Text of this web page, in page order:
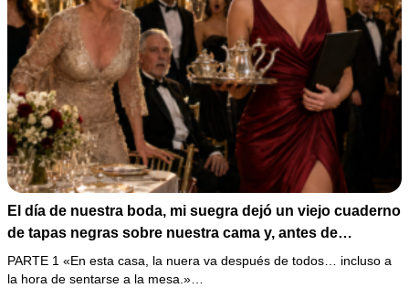
El día de nuestra boda, mi suegra dejó un viejo cuaderno
de tapas negras sobre nuestra cama y, antes de
marcharse, dijo: «En esta familia todos deben cumplir
una misma regla…».
PARTE 1 «En esta casa, la nuera va después de todos… incluso a
la hora de sentarse a la mesa.»…